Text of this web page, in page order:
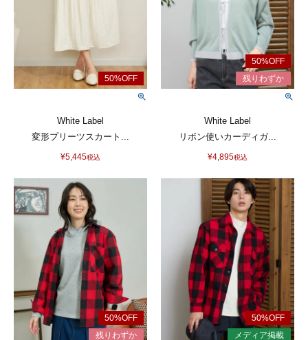
White Label
変形プリーツスカート...
¥5,445税込
White Label
リボン使いカーディガ...
¥4,895税込